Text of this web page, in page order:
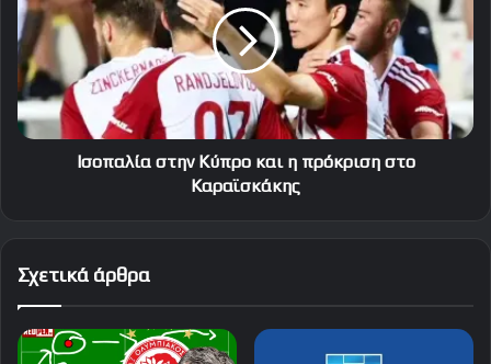
και
η
πρόκριση
στο
Καραϊσκάκης
Ισοπαλία στην Κύπρο και η πρόκριση στο
Καραϊσκάκης
Σχετικά άρθρα